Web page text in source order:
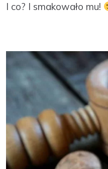
I co? I smakowało mu!